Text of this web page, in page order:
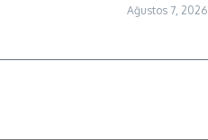
Ağustos 7, 2026